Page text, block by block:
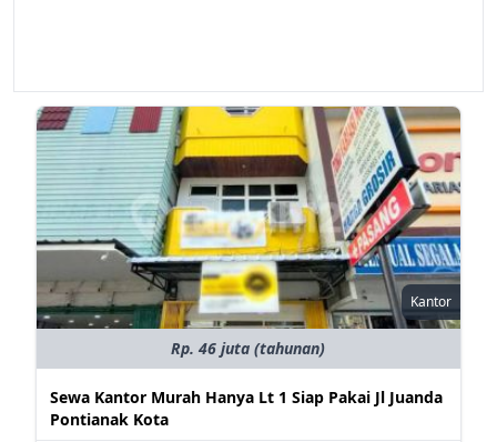
Kantor
Rp. 46 juta (tahunan)
Sewa Kantor Murah Hanya Lt 1 Siap Pakai Jl Juanda
Pontianak Kota